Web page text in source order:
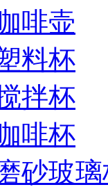
啡壶
料杯
拌杯
啡杯
砂玻